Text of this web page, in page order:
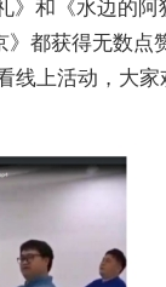
》和《水边的阿
都获得无数点
线上活动，大家